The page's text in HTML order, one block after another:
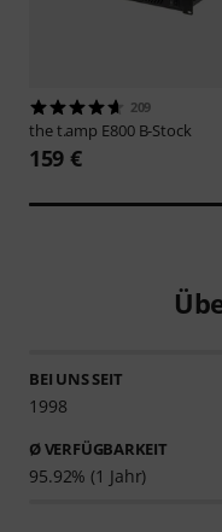
209
the t.amp E800 B-Stock
159 €
BEI UNS SEIT
1998
Ø VERFÜGBARKEIT
95.92% (1 Jahr)